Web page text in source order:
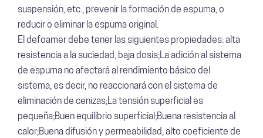
suspensión, etc., prevenir la formación de espuma, o
reducir o eliminar la espuma original.
El defoamer debe tener las siguientes propiedades: alta
resistencia a la suciedad, baja dosis;La adición al sistema
de espuma no afectará al rendimiento básico del
sistema, es decir, no reaccionará con el sistema de
eliminación de cenizas;La tensión superficial es
pequeña;Buen equilibrio superficial;Buena resistencia al
calor;Buena difusión y permeabilidad, alto coeficiente de